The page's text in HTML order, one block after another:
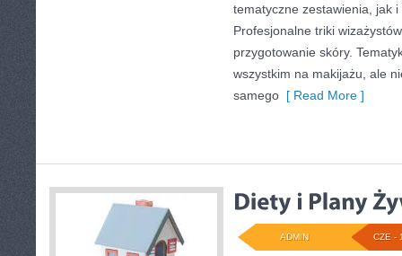
tematyczne zestawienia, jak
Profesjonalne triki
przygotowanie skóry.
wszystkim na makijażu, ale
samego [ Read More ]
CZE -
ADMIN